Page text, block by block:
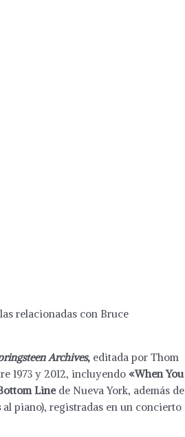
relacionadas con Bruce
Archives, editada por Thom
1973 y 2012, incluyendo «When You
Linede Nueva York, además de
al piano), registradas en un concierto